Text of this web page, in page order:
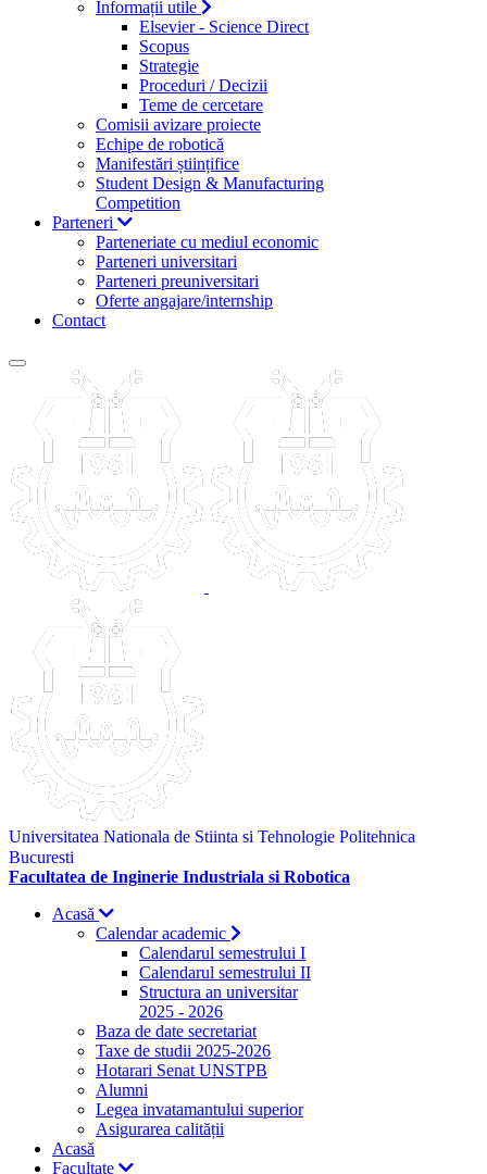
Informații utile
Elsevier - Science Direct
Scopus
Strategie
Proceduri / Decizii
Teme de cercetare
Comisii avizare proiecte
Echipe de robotică
Manifestări științifice
Student Design & Manufacturing
Competition
Parteneri
Parteneriate cu mediul economic
Parteneri universitari
Parteneri preuniversitari
Oferte angajare/internship
Contact
Universitatea Nationala de Stiinta si Tehnologie Politehnica
Bucuresti
Facultatea de Inginerie Industriala si Robotica
Acasă
Calendar academic
Calendarul semestrului I
Calendarul semestrului II
Structura an universitar
2025 - 2026
Baza de date secretariat
Taxe de studii 2025-2026
Hotarari Senat UNSTPB
Alumni
Legea invatamantului superior
Asigurarea calității
Acasă
Facultate